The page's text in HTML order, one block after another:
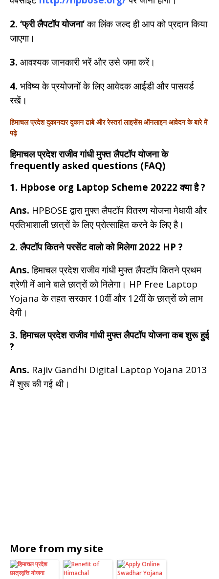
2. ‘फ्री लैपटॉप योजना’का लिंक जल्द ही आप को प्रदान किया
जाएगा।
3. आवश्यक जानकारी भरें और उसे जमा करें।
4. भविष्य के प्रयोजनों के लिए आवेदक आईडी और पासवर्ड
रखें।
हिमाचल प्रदेश दुकानदार दुकान ढाबे और रेस्तरां लाइसेंस ऑनलाइन आवेदनके बारे में
पढ़े
हिमाचल प्रदेश राजीव गांधी मुफ्त लैपटॉप योजना के
frequently asked questions (FAQ)
1. Hpbose org Laptop Scheme 20222 क्या है ?
Ans. HPBOSE द्वारा मुफ्त लैपटॉप वितरण योजना मेधावी और
प्रतिभाशाली छात्रों के लिए प्रोत्साहित करने के लिए है।
2. लैपटॉप कितने परसेंट वालो को मिलेगा 2022 HP ?
Ans. हिमाचल प्रदेश राजीव गांधी मुफ्त लैपटॉप कितने प्रथम
श्रेणी में आने बाले छात्रों को मिलेगा। HP Free Laptop
Yojana के तहत सरकार 10वीं और 12वीं के छात्रों को लाभ
देगी।
3. हिमाचल प्रदेश राजीव गांधी मुफ्त लैपटॉप योजना कब शुरू हुई
?
Ans. Rajiv Gandhi Digital Laptop Yojana 2013
में शुरू की गई थी।
More from my site